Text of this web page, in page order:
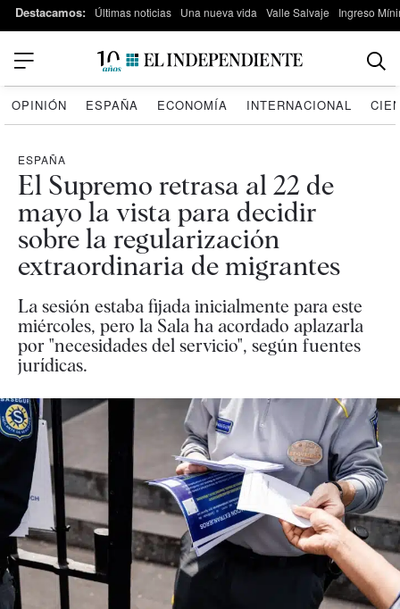
Destacamos: Últimas noticias Una nueva vida Valle Salvaje Ingreso
OPINIÓN ESPAÑA ECONOMÍA INTERNACIONAL
ESPAÑA
El Supremo retrasa al 22 de
mayo la vista para decidir
sobre la regularización
extraordinaria de migrantes
La sesión estaba fijada inicialmente para este
miércoles, pero la Sala ha acordado aplazarla
por "necesidades del servicio", según fuentes
jurídicas.